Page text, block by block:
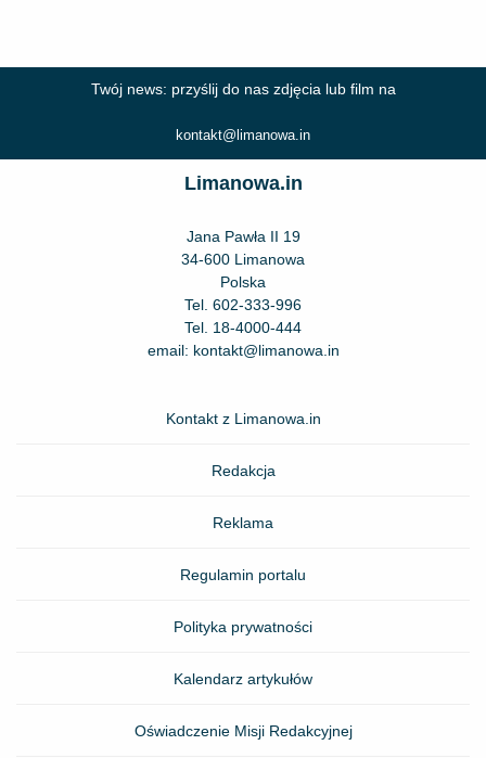
Twój news: przyślij do nas zdjęcia lub film na
kontakt@limanowa.in
Limanowa.in
Jana Pawła II 19
34-600 Limanowa
Polska
Tel. 602-333-996
Tel. 18-4000-444
email: kontakt@limanowa.in
Kontakt z Limanowa.in
Redakcja
Reklama
Regulamin portalu
Polityka prywatności
Kalendarz artykułów
Oświadczenie Misji Redakcyjnej